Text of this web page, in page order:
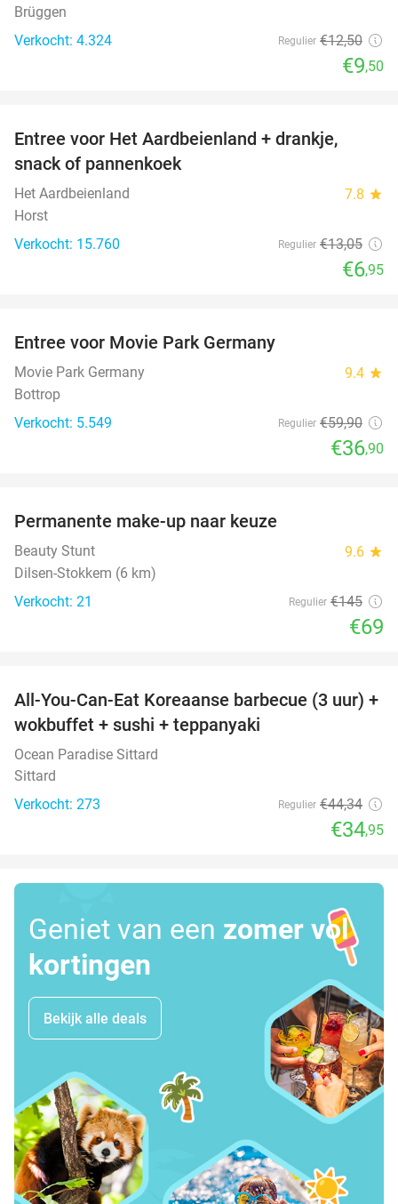
Brüggen
Verkocht: 4.324
Regulier €12,50
€9,50
Entree voor Het Aardbeienland + drankje,
snack of pannenkoek
Het Aardbeienland 7.8 star
Horst
Verkocht: 15.760
Regulier €13,05
€6,95
Entree voor Movie Park Germany
Movie Park Germany 9.4 star
Bottrop
Verkocht: 5.549
Regulier €59,90
€36,90
Permanente make-up naar keuze
Beauty Stunt 9.6 star
Dilsen-Stokkem (6 km)
Verkocht: 21
Regulier €145
€69
21%
All-You-Can-Eat Koreaanse barbecue (3 uur) +
wokbuffet + sushi + teppanyaki
Ocean Paradise Sittard
Sittard
Verkocht: 273
Regulier €44,34
€34,95
Geniet van een zomer vol
kortingen
Bekijk alle deals